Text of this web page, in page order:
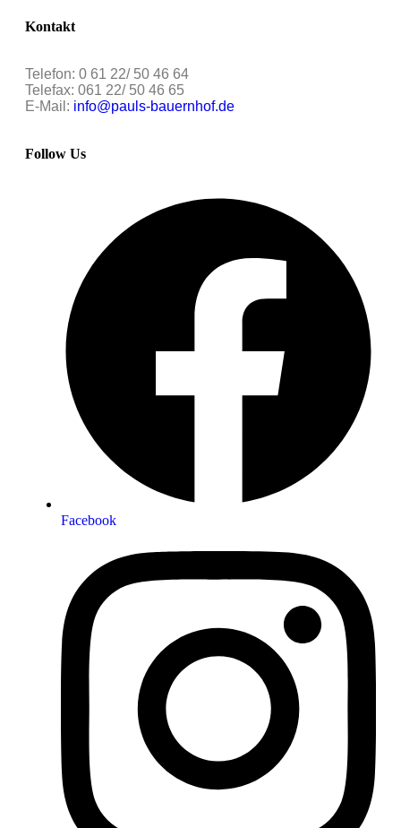
Kontakt
Telefon: 0 61 22/ 50 46 64
Telefax: 061 22/ 50 46 65
E-Mail: info@pauls-bauernhof.de
Follow Us
Facebook